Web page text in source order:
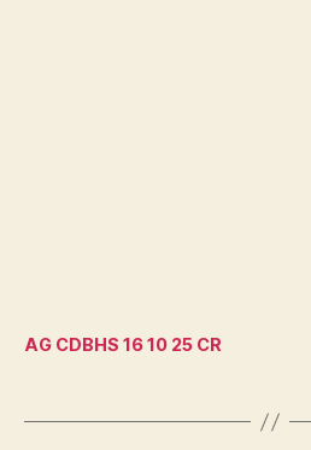
AG CDBHS 16 10 25 CR